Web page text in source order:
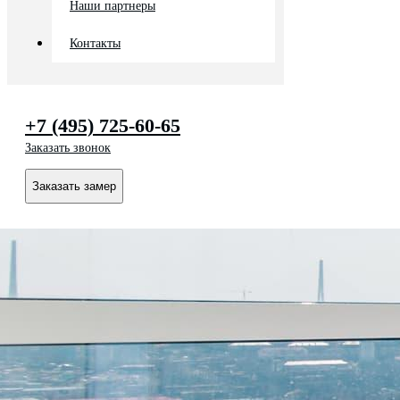
Наши партнеры
Контакты
+7 (495) 725-60-65
Заказать звонок
Заказать замер